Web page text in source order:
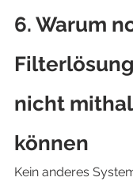
6. Warum
nicht
können
Kein anderes